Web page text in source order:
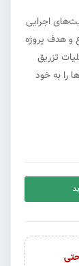
اجرایی
و هدف پروژه
تزریق
را به خود
حتی